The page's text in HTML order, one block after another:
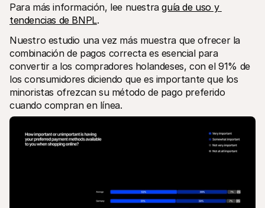
Para más información, lee nuestra guía de uso y
tendencias de BNPL.
Nuestro estudio una vez más muestra que ofrecer la
combinación de pagos correcta es esencial para
convertir a los compradores holandeses, con el 91% de
los consumidores diciendo que es importante que los
minoristas ofrezcan su método de pago preferido
cuando compran en línea.